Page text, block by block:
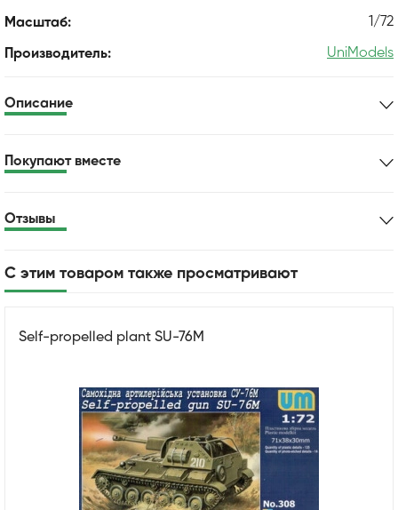
Масштаб: 1/72
Производитель: UniModels
Описание
Покупают вместе
Отзывы
С этим товаром также просматривают
Self-propelled plant SU-76M